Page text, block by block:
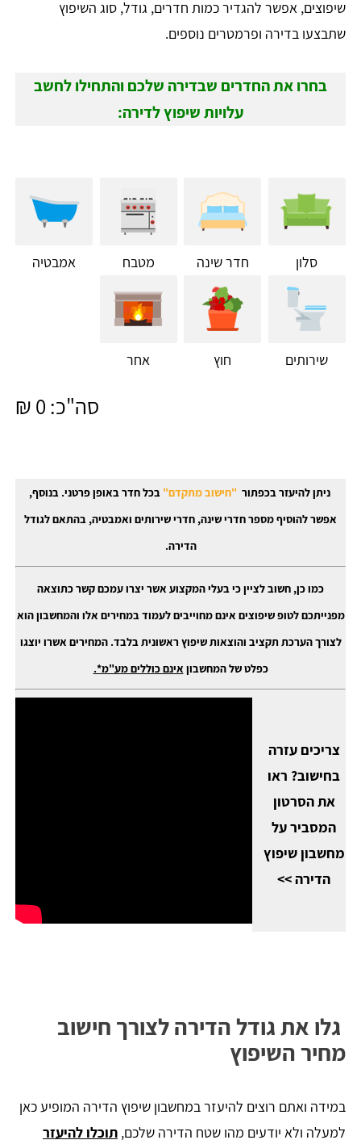
שיפוצים, אפשר להגדיר כמות חדרים, גודל, סוג השיפוץ
שתבצעו בדירה ופרמטרים נוספים.
בחרו את החדרים שבדירה שלכם והתחילו לחשב
עלויות שיפוץ לדירה:
סלון חדר שינה מטבח אמבטיה
שירותים חוץ אחר
סה"כ:0
₪
ניתן להיעזר בכפתור"חישוב מתקדם"בכל חדר באופן פרטני. בנוסף,
אפשר להוסיף מספר חדרי שינה, חדרי שירותים ואמבטיה, בהתאם לגודל
הדירה.
כמו כן, חשוב לציין כי בעלי המקצוע אשר יצרו עמכם קשר כתוצאה
מפנייתכם לטופ שיפוצים אינם מחוייבים לעמוד במחירים אלו והמחשבון הוא
לצורך הערכת תקציב והוצאות שיפוץ ראשונית בלבד. המחירים אשרו יוצגו
כפלט של המחשבון אינם כוללים מע"מ*.
צריכים עזרה
בחישוב? ראו
את הסרטון
המסביר על
מחשבון שיפוץ
הדירה >>
גלו את גודל הדירה לצורך חישוב
מחיר השיפוץ
במידה ואתם רוצים להיעזר במחשבון שיפוץ הדירה המופיע כאן
למעלה ולא יודעים מהו שטח הדירה שלכם, תוכלו להיעזר